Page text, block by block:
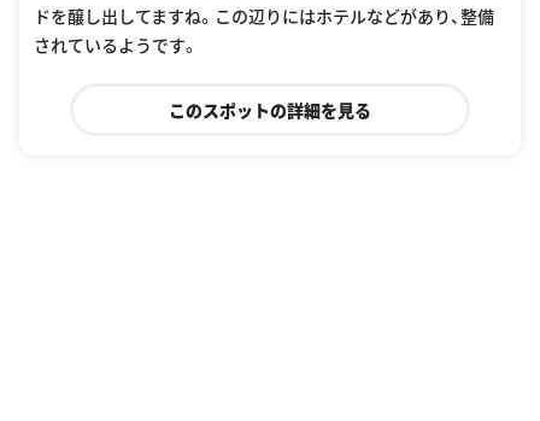
ドを醸し出してますね。この辺りにはホテルなどがあり、整備
されているようです。
このスポットの詳細を見る